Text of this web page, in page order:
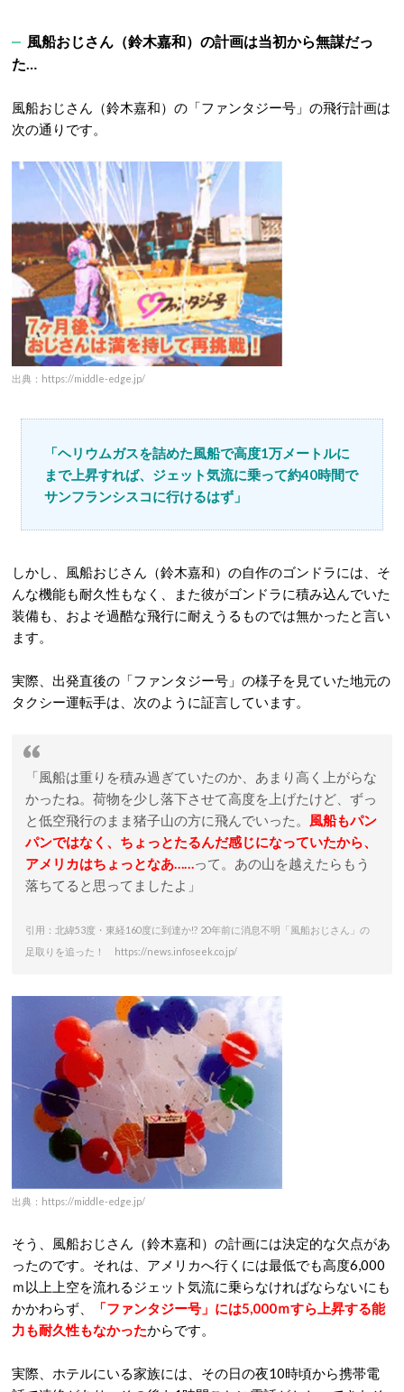
風船おじさん（鈴木嘉和）の計画は当初から無謀だっ
た…
風船おじさん（鈴木嘉和）の「ファンタジー号」の飛行計画は
次の通りです。
出典：https://middle-edge.jp/
「ヘリウムガスを詰めた風船で高度1万メートルに
まで上昇すれば、ジェット気流に乗って約40時間で
サンフランシスコに行けるはず」
しかし、風船おじさん（鈴木嘉和）の自作のゴンドラには、そ
んな機能も耐久性もなく、また彼がゴンドラに積み込んでいた
装備も、およそ過酷な飛行に耐えうるものでは無かったと言い
ます。
実際、出発直後の「ファンタジー号」の様子を見ていた地元の
タクシー運転手は、次のように証言しています。
「風船は重りを積み過ぎていたのか、あまり高く上がらな
かったね。荷物を少し落下させて高度を上げたけど、ずっ
と低空飛行のまま猪子山の方に飛んでいった。 風船もパン
パンではなく、ちょっとたるんだ感じになっていたから、
アメリカはちょっとなあ……って。あの山を越えたらもう
落ちてると思ってましたよ」
引用：北緯53度・東経160度に到達か!? 20年前に消息不明「風船おじさん」の
足取りを追った！ https://news.infoseek.co.jp/
出典：https://middle-edge.jp/
そう、風船おじさん（鈴木嘉和）の計画には決定的な欠点があ
ったのです。それは、アメリカへ行くには最低でも高度6,000
ｍ以上上空を流れるジェット気流に乗らなければならないにも
かかわらず、
「ファンタジー号」には5,000ｍすら上昇する能
力も耐久性もなかったからです。
実際、ホテルにいる家族には、その日の夜10時頃から携帯電